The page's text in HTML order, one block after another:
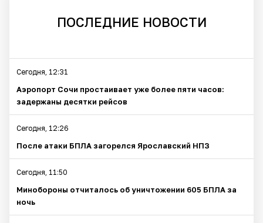
ПОСЛЕДНИЕ НОВОСТИ
Сегодня, 12:31
Аэропорт Сочи простаивает уже более пяти часов:
задержаны десятки рейсов
Сегодня, 12:26
После атаки БПЛА загорелся Ярославский НПЗ
Сегодня, 11:50
Минобороны отчиталось об уничтожении 605 БПЛА за
ночь